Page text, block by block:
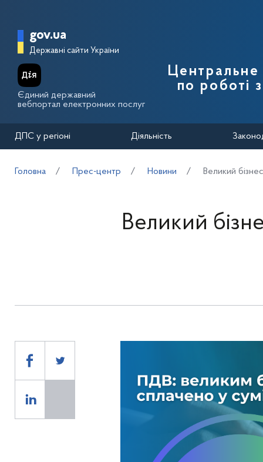
Головна сторінка Державної
gov.ua
Державні сайти України
Єдиний державний
вебпортал електронних послуг
Центральне
по роботі
ДПС у регіоні Діяльність
Головна Прес-центр Новини Великий
Великий